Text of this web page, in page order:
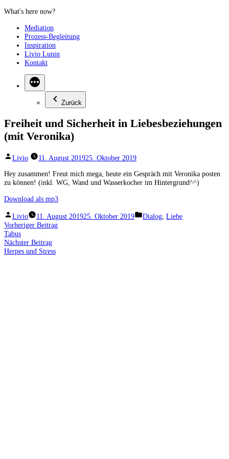
Zum
springenMediation
Prozess-Begleitung
Inspiration
Livio Lunin
Kontakt
Zurück
Freiheit und Sicherheit in Liebesbeziehungen
(mit Veronika)
Veröffentlicht
Livio 11. August 201925. Oktober 2019
Hey zusammen! Freut mich mega, heute ein Gespräch mit Veronika posten
zu können! (inkl. WG, Wand und Wasserkocher im Hintergrund^^)
Download als mp3
Veröffentlicht
von
Livio 11. August 201925. Oktober 2019
Veröffentlicht
Dialog Liebe
Beitragsnavigation
Vorheriger BeitragVorheriger
Tabus
Nächster BeitragNächster
Beitrag:
Herpes und Stress